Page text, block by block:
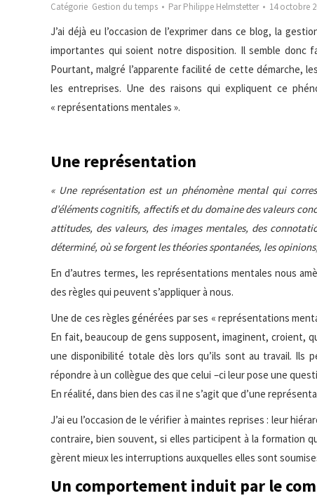
Catégorie Gestion du temps ParPhilippe Helmstetter 14 octobre
J’ai déjà eu l’occasion de l’exprimer dans ce blog, la
importantes qui soient notre disposition. Il semble donc
Pourtant, malgré l’apparente facilité de cette démarche,
les entreprises. Une des raisons qui expliquent ce
« représentations mentales ».
Une représentation
« Une représentation est un phénomène mental qui
d’éléments cognitifs, affectifs et du domaine des valeurs
attitudes, des valeurs, des images mentales, des
déterminé, où se forgent les théories spontanées, les
En d’autres termes, les représentations mentales nous
des règles qui peuvent s’appliquer à nous.
Une de ces règles générées par ses « représentations
En fait, beaucoup de gens supposent, imaginent, croient,
une disponibilité totale dès lors qu’ils sont au travail. Ils
répondre à un collègue des que celui –ci leur pose une
En réalité, dans bien des cas il ne s’agit que d’une
J’ai eu l’occasion de le vérifier à maintes reprises : leur
contraire, bien souvent, si elles participent à la formation
gèrent mieux les interruptions auxquelles elles sont
Un comportement induit par le